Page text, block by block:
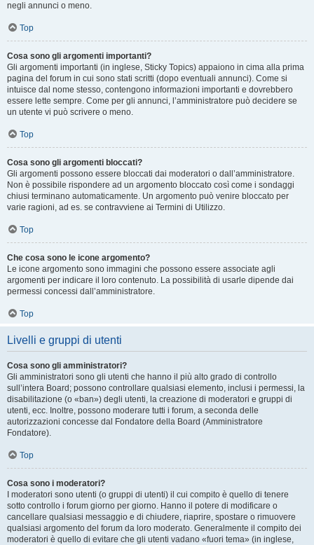
negli annunci o meno.
Top
Cosa sono gli argomenti importanti?
Gli argomenti importanti (in inglese, Sticky Topics) appaiono in cima alla prima
pagina del forum in cui sono stati scritti (dopo eventuali annunci). Come si
intuisce dal nome stesso, contengono informazioni importanti e dovrebbero
essere lette sempre. Come per gli annunci, l’amministratore può decidere se
un utente vi può scrivere o meno.
Top
Cosa sono gli argomenti bloccati?
Gli argomenti possono essere bloccati dai moderatori o dall’amministratore.
Non è possibile rispondere ad un argomento bloccato così come i sondaggi
chiusi terminano automaticamente. Un argomento può venire bloccato per
varie ragioni, ad es. se contravviene ai Termini di Utilizzo.
Top
Che cosa sono le icone argomento?
Le icone argomento sono immagini che possono essere associate agli
argomenti per indicare il loro contenuto. La possibilità di usarle dipende dai
permessi concessi dall’amministratore.
Top
Livelli e gruppi di utenti
Cosa sono gli amministratori?
Gli amministratori sono gli utenti che hanno il più alto grado di controllo
sull’intera Board; possono controllare qualsiasi elemento, inclusi i permessi, la
disabilitazione (o «ban») degli utenti, la creazione di moderatori e gruppi di
utenti, ecc. Inoltre, possono moderare tutti i forum, a seconda delle
autorizzazioni concesse dal Fondatore della Board (Amministratore
Fondatore).
Top
Cosa sono i moderatori?
I moderatori sono utenti (o gruppi di utenti) il cui compito è quello di tenere
sotto controllo i forum giorno per giorno. Hanno il potere di modificare o
cancellare qualsiasi messaggio e di chiudere, riaprire, spostare o rimuovere
qualsiasi argomento del forum da loro moderato. Generalmente il compito dei
moderatori è quello di evitare che gli utenti vadano «fuori tema» (in inglese,